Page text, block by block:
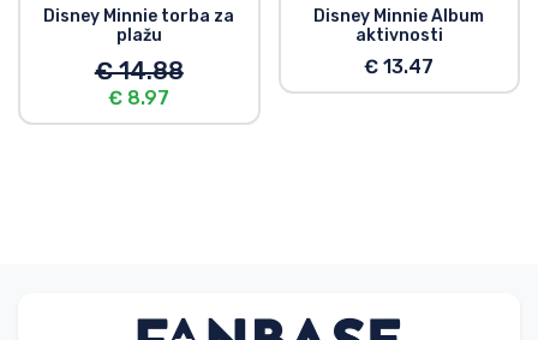
Disney Minnie torba za
plažu
€ 14.88
€ 8.97
Disney Minnie Album
aktivnosti
€ 13.47